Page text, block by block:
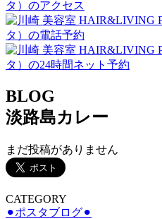
BLOG
淡路島カレー
まだ投稿がありません
CATEGORY
⚫︎ポスタブログ⚫︎